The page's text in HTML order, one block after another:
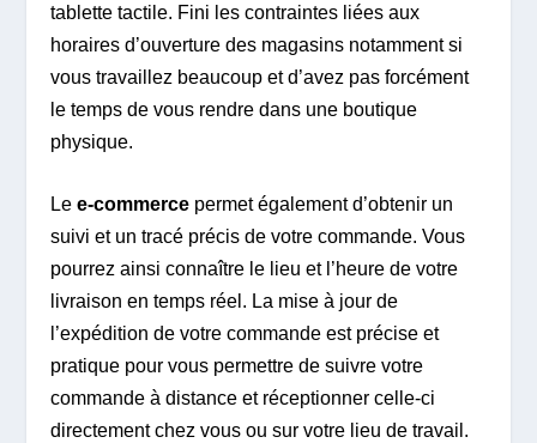
tablette tactile. Fini les contraintes liées aux
horaires d’ouverture des magasins notamment si
vous travaillez beaucoup et d’avez pas forcément
le temps de vous rendre dans une boutique
physique.
Lee-commerce permet également d’obtenir un
suivi et un tracé précis de votre commande. Vous
pourrez ainsi connaître le lieu et l’heure de votre
livraison en temps réel. La mise à jour de
l’expédition de votre commande est précise et
pratique pour vous permettre de suivre votre
commande à distance et réceptionner celle-ci
directement chez vous ou sur votre lieu de travail.